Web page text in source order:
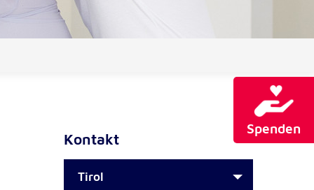
Spenden
Kontakt
Tirol